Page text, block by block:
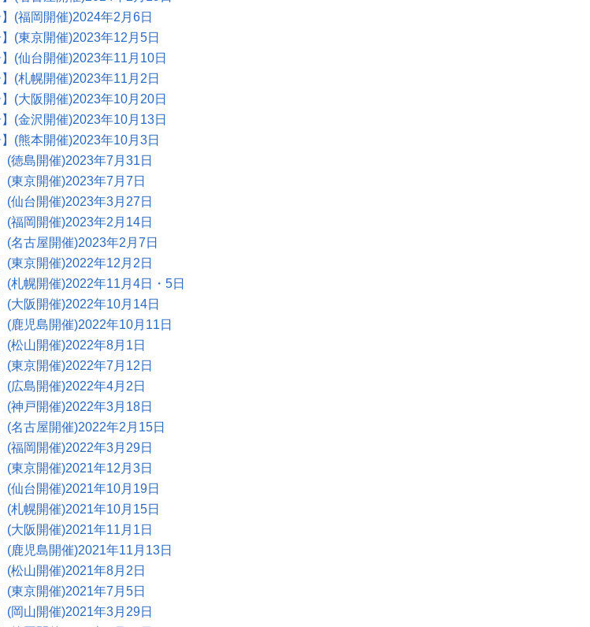
(福岡開催)2024年2月6日
(東京開催)2023年12月5日
(仙台開催)2023年11月10日
(札幌開催)2023年11月2日
(大阪開催)2023年10月20日
(金沢開催)2023年10月13日
(熊本開催)2023年10月3日
(徳島開催)2023年7月31日
(東京開催)2023年7月7日
(仙台開催)2023年3月27日
(福岡開催)2023年2月14日
(名古屋開催)2023年2月7日
(東京開催)2022年12月2日
(札幌開催)2022年11月4日・5日
(大阪開催)2022年10月14日
(鹿児島開催)2022年10月11日
(松山開催)2022年8月1日
(東京開催)2022年7月12日
(広島開催)2022年4月2日
(神戸開催)2022年3月18日
(名古屋開催)2022年2月15日
(福岡開催)2022年3月29日
(東京開催)2021年12月3日
(仙台開催)2021年10月19日
(札幌開催)2021年10月15日
(大阪開催)2021年11月1日
(鹿児島開催)2021年11月13日
(松山開催)2021年8月2日
(東京開催)2021年7月5日
(岡山開催)2021年3月29日